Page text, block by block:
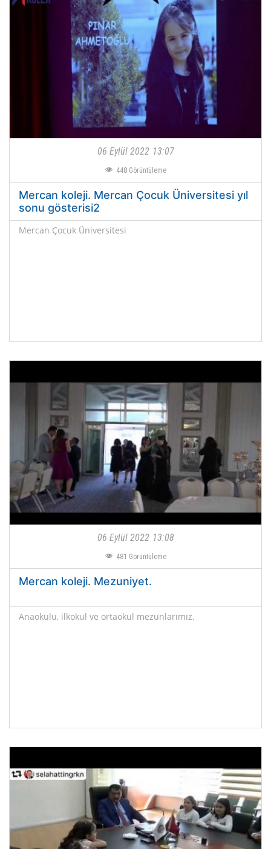
06 Eylül 2022 13:07
448Görüntüleme
Mercan koleji. Mercan Çocuk Üniversitesi yıl
sonu gösterisi2
Mercan Çocuk Üniversitesi
06 Eylül 2022 13:08
481 Görüntüleme
Mercan koleji. Mezuniyet.
Anaokulu, ilkokul ve ortaokul mezunlarımız.